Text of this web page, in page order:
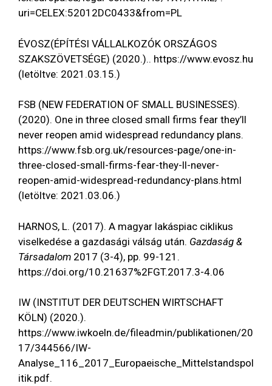
uri=CELEX:52012DC0433&from=PL
ÉVOSZ(ÉPÍTÉSI VÁLLALKOZÓK ORSZÁGOS
SZAKSZÖVETSÉGE) (2020.).. https://www.evosz.hu
(letöltve: 2021.03.15.)
FSB (NEW FEDERATION OF SMALL BUSINESSES).
(2020). One in three closed small firms fear they’ll
never reopen amid widespread redundancy plans.
https://www.fsb.org.uk/resources-page/one-in-
three-closed-small-firms-fear-they-ll-never-
reopen-amid-widespread-redundancy-plans.html
(letöltve: 2021.03.06.)
HARNOS, L. (2017). A magyar lakáspiac ciklikus
viselkedése a gazdasági válság után. Gazdaság &
Társadalom 2017 (3-4), pp. 99-121.
https://doi.org/10.21637%2FGT.2017.3-4.06
IW (INSTITUT DER DEUTSCHEN WIRTSCHAFT
KÖLN) (2020.).
https://www.iwkoeln.de/fileadmin/publikationen/20
17/344566/IW-
Analyse_116_2017_Europaeische_Mittelstandspol
itik.pdf.